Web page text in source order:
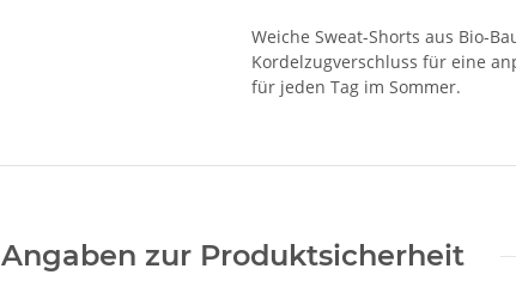
Weiche Sweat-Shorts aus Bio-
Kordelzugverschluss für eine
für jeden Tag im Sommer.
Angaben zur Produktsicherheit